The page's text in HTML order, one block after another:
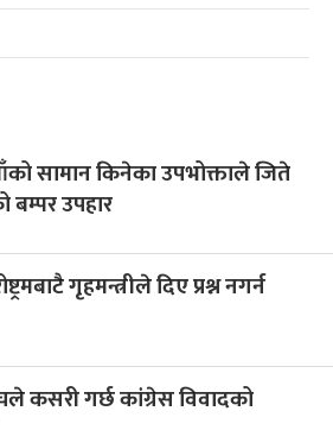
सामान किनेका उपभोक्ताले जिते
उपहार
गृहमन्त्रीले दिए प्रश्न नगर्न
कसरी गर्छ कांग्रेस विवादको